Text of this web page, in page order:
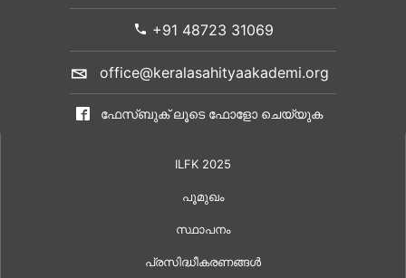
+91 48723 31069
office@keralasahityaakademi.org
ഫേസ്ബുക് ലൂടെ ഫോളോ ചെയ്യുക
ILFK 2025
പൂമുഖം
സ്ഥാപനം
പ്രസിദ്ധീകരണങ്ങൾ